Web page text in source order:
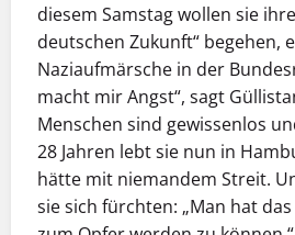
diesem Samstag wollen sie
deutschen Zukunft“ begehen,
Naziaufmärsche in der
macht mir Angst“, sagt
Menschen sind gewissenlos
28 Jahren lebt sie nun in
hätte mit niemandem Streit.
sie sich fürchten: „Man hat